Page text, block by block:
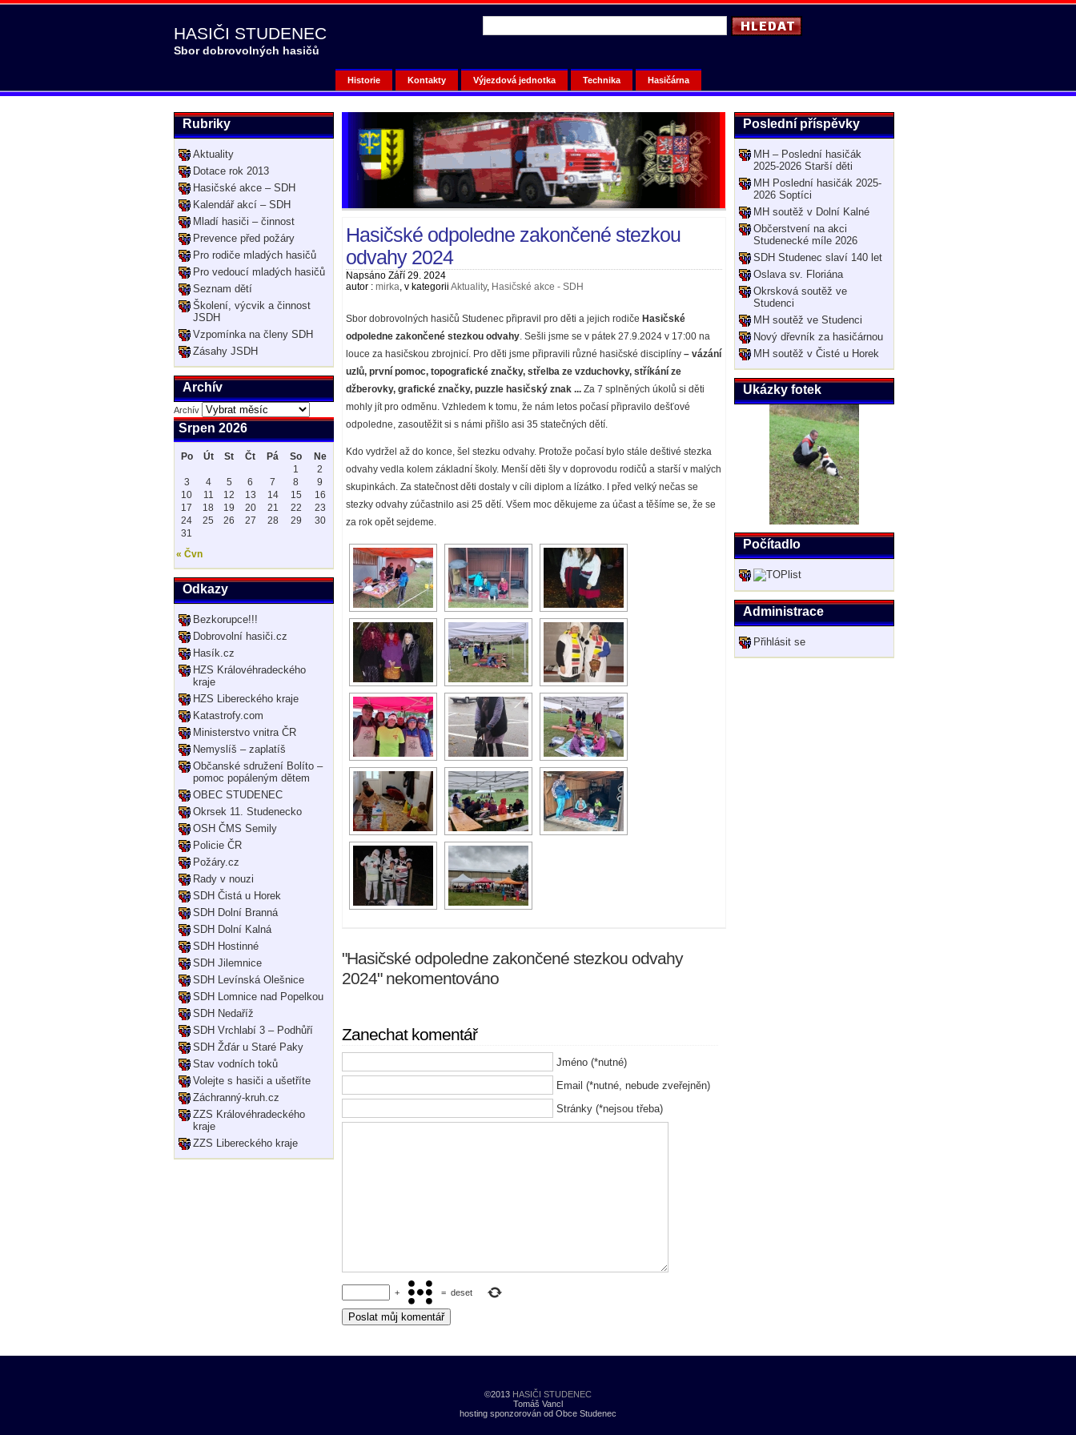
HASIČI STUDENEC
Sbor dobrovolných hasičů
Historie Kontakty Výjezdová jednotka Technika Hasičárna
Hasičské odpoledne zakončené stezkou
odvahy 2024
Napsáno Září 29. 2024
autor : mirka, v kategorii Aktuality, Hasičské akce - SDH
Sbor dobrovolných hasičů Studenec připravil pro děti a jejich rodiče Hasičské
odpoledne zakončené stezkou odvahy. Sešli jsme se v pátek 27.9.2024 v 17:00 na
louce za hasičskou zbrojnicí. Pro děti jsme připravili různé hasičské disciplíny – vázání
uzlů, první pomoc, topografické značky, střelba ze vzduchovky, stříkání ze
džberovky, grafické značky, puzzle hasičský znak ... Za 7 splněných úkolů si děti
mohly jít pro odměnu. Vzhledem k tomu, že nám letos počasí připravilo dešťové
odpoledne, zasoutěžit si s námi přišlo asi 35 statečných dětí.
Kdo vydržel až do konce, šel stezku odvahy. Protože počasí bylo stále deštivé stezka
odvahy vedla kolem základní školy. Menší děti šly v doprovodu rodičů a starší v malých
skupinkách. Za statečnost děti dostaly v cíli diplom a lízátko. I před velký nečas se
stezky odvahy zúčastnilo asi 25 dětí. Všem moc děkujeme za účast a těšíme se, že se
za rok opět sejdeme.
"Hasičské odpoledne zakončené stezkou odvahy
2024" nekomentováno
Zanechat komentář
Jméno (*nutné)
Email (*nutné, nebude zveřejněn)
Stránky (*nejsou třeba)
+ = deset
Poslední příspěvky
MH – Poslední hasičák
2025-2026 Starší děti
MH Poslední hasičák 2025-
2026 Soptíci
MH soutěž v Dolní Kalné
Občerstvení na akci
Studenecké míle 2026
SDH Studenec slaví 140 let
Oslava sv. Floriána
Okrsková soutěž ve
Studenci
MH soutěž ve Studenci
Nový dřevník za hasičárnou
MH soutěž v Čisté u Horek
Ukázky fotek
Počítadlo
Administrace
Přihlásit se
Rubriky
Aktuality
Dotace rok 2013
Hasičské akce – SDH
Kalendář akcí – SDH
Mladí hasiči – činnost
Prevence před požáry
Pro rodiče mladých hasičů
Pro vedoucí mladých hasičů
Seznam dětí
Školení, výcvik a činnost
JSDH
Vzpomínka na členy SDH
Zásahy JSDH
Archív
Archív
Srpen 2026
Po Út St Čt Pá So Ne
« Čvn
1
2
3
4 5 6 7 8
9
10
11 12 13 14 15
16
17
18 19 20 21 22
23
24
25 26 27 28 29
30
31
Odkazy
Bezkorupce!!!
Dobrovolní hasiči.cz
Hasík.cz
HZS Královéhradeckého
kraje
HZS Libereckého kraje
Katastrofy.com
Ministerstvo vnitra ČR
Nemyslíš – zaplatíš
Občanské sdružení Bolíto –
pomoc popáleným dětem
OBEC STUDENEC
Okrsek 11. Studenecko
OSH ČMS Semily
Policie ČR
Požáry.cz
Rady v nouzi
SDH Čistá u Horek
SDH Dolní Branná
SDH Dolní Kalná
SDH Hostinné
SDH Jilemnice
SDH Levínská Olešnice
SDH Lomnice nad Popelkou
SDH Nedaříž
SDH Vrchlabí 3 – Podhůří
SDH Žďár u Staré Paky
Stav vodních toků
Volejte s hasiči a ušetříte
Záchranný-kruh.cz
ZZS Královéhradeckého
kraje
ZZS Libereckého kraje
©2013 HASIČI STUDENEC
Tomáš Vancl
hosting sponzorován od Obce Studenec